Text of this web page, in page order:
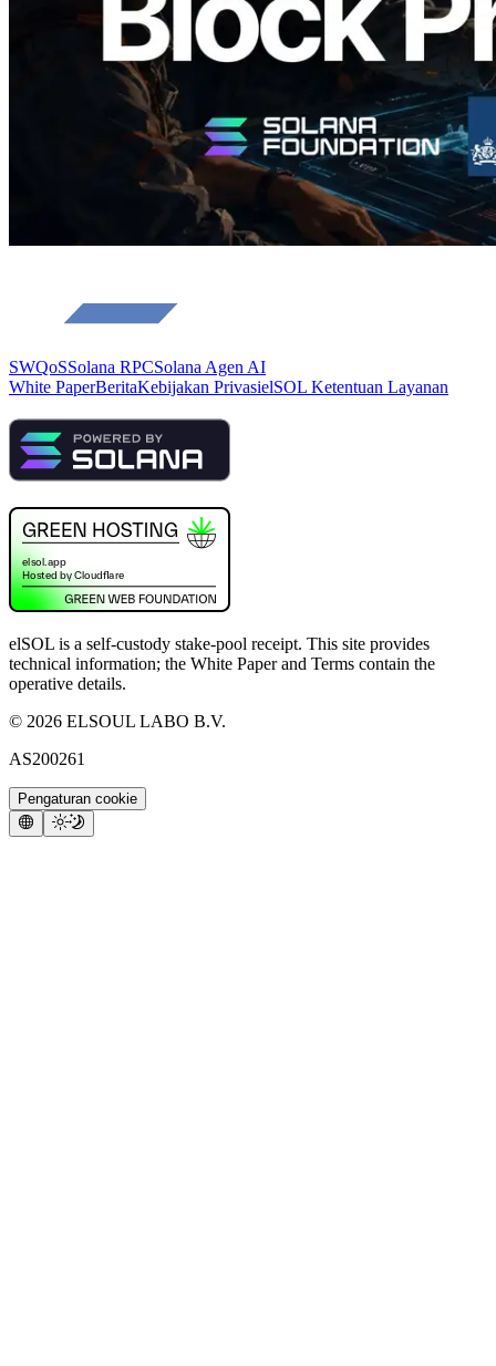
SWQoSSolana RPCSolana Agen AI
White PaperBeritaKebijakan PrivasielSOL Ketentuan Layanan
elSOL is a self-custody stake-pool receipt. This site provides
technical information; the White Paper and Terms contain the
operative details.
© 2026 ELSOUL LABO B.V.
AS200261
Pengaturan cookie